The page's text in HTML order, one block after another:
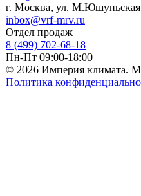
г. Москва, ул.
inbox@vrf-mrv.ru
Отдел продаж
8 (499) 702-68-18
Пн-Пт 09:00-18:00
© 2026 Империя климата.
Политика